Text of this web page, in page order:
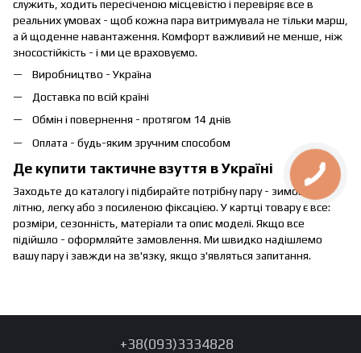
служить, ходить пересіченою місцевістю і перевіряє все в
реальних умовах - щоб кожна пара витримувала не тільки марш,
а й щоденне навантаження. Комфорт важливий не менше, ніж
зносостійкість - і ми це враховуємо.
Виробництво - Україна
Доставка по всій країні
Обмін і повернення - протягом 14 днів
Оплата - будь-яким зручним способом
Де купити тактичне взуття в Україні
Заходьте до каталогу і підбирайте потрібну пару - зимову або
літню, легку або з посиленою фіксацією. У картці товару є все:
розміри, сезонність, матеріали та опис моделі. Якщо все
підійшло - оформляйте замовлення. Ми швидко надішлемо
вашу пару і завжди на зв'язку, якщо з'являться запитання.
+38(093)3334828